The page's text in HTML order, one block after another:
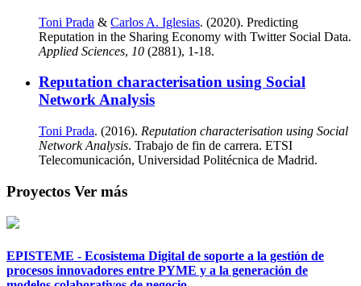
Toni Prada & Carlos A. Iglesias. (2020). Predicting
Reputation in the Sharing Economy with Twitter Social Data.
Applied Sciences, 10 (2881), 1-18.
Reputation characterisation using Social
Network Analysis
Toni Prada. (2016). Reputation characterisation using Social
Network Analysis. Trabajo de fin de carrera. ETSI
Telecomunicación, Universidad Politécnica de Madrid.
Proyectos Ver más
EPISTEME - Ecosistema Digital de soporte a la gestión de
procesos innovadores entre PYME y a la generación de